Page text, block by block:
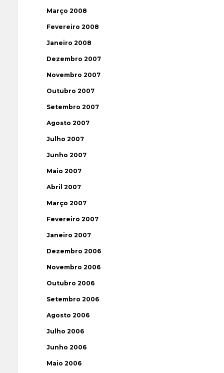
Março 2008
Fevereiro 2008
Janeiro 2008
Dezembro 2007
Novembro 2007
Outubro 2007
Setembro 2007
Agosto 2007
Julho 2007
Junho 2007
Maio 2007
Abril 2007
Março 2007
Fevereiro 2007
Janeiro 2007
Dezembro 2006
Novembro 2006
Outubro 2006
Setembro 2006
Agosto 2006
Julho 2006
Junho 2006
Maio 2006